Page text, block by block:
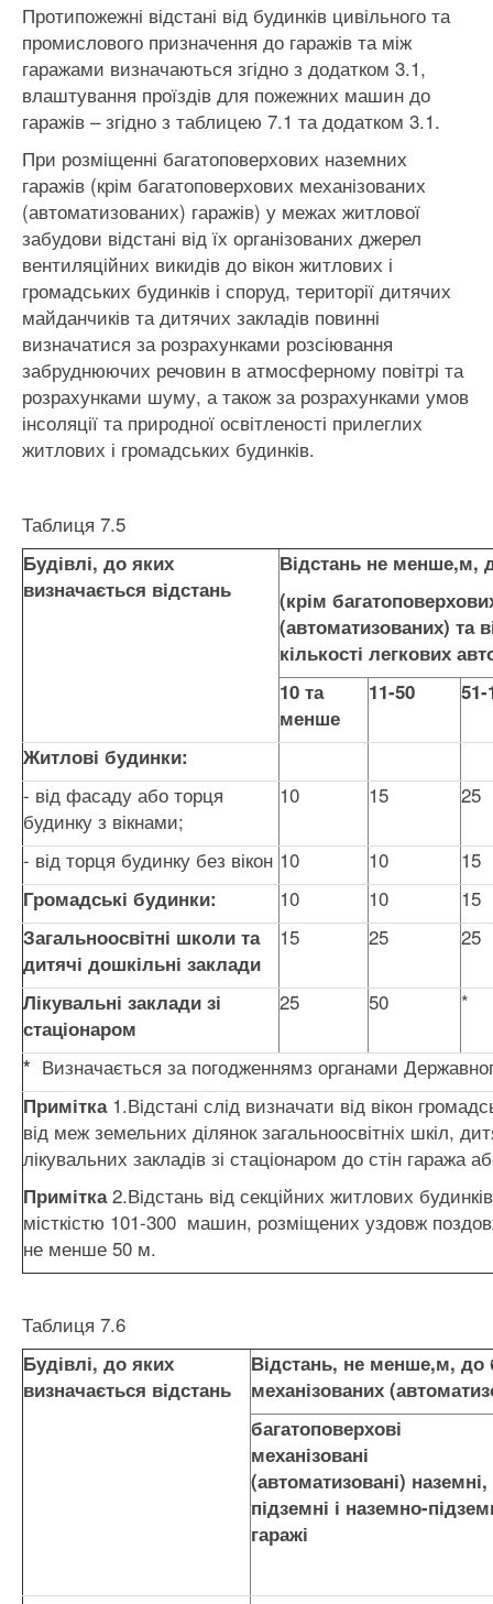
Протипожежні відстані від будинків цивільного та
промислового призначення до гаражів та між
гаражами визначаються згідно з додатком 3.1,
влаштування проїздів для пожежних машин до
гаражів – згідно з таблицею 7.1 та додатком 3.1.
При розміщенні багатоповерхових наземних
гаражів (крім багатоповерхових механізованих
(автоматизованих) гаражів) у межах житлової
забудови відстані від їх організованих джерел
вентиляційних викидів до вікон житлових і
громадських будинків і споруд, території дитячих
майданчиків та дитячих закладів повинні
визначатися за розрахунками розсіювання
забруднюючих речовин в атмосферному повітрі та
розрахунками шуму, а також за розрахунками умов
інсоляції та природної освітленості прилеглих
житлових і громадських будинків.
Таблиця 7.5
Будівлі, до яких
визначається відстань
Відстань не менше,м,
(крім
(автоматизованих) та
кількості легкових
10 та
менше
11-50 51-
Житлові будинки:
- від фасаду або торця
будинку з вікнами;
10 15 25
- від торця будинку без вікон 10 10 15
Громадські будинки: 10 10 15
Загальноосвітні школи та
дитячі дошкільні заклади
15 25 25
Лікувальні заклади зі
стаціонаром
25 50 *
* Визначається за погодженнямз органами
Примітка 1.Відстані слід визначати від вікон
від меж земельних ділянок загальноосвітніх шкіл,
лікувальних закладів зі стаціонаром до стін гаража
Примітка2.Відстань від секційних житлових
місткістю 101-300 машин, розміщених уздовж
не менше 50 м.
Таблиця 7.6
Будівлі, до яких
визначається відстань
Відстань, не менше,м, до
механізованих
багатоповерхові
механізовані
(автоматизовані) наземні,
підземні і наземно-
гаражі